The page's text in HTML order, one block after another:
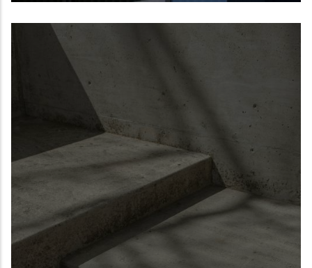
READ MORE